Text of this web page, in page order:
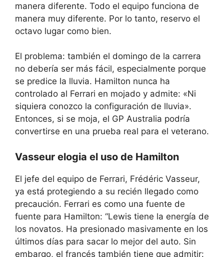
manera diferente. Todo el equipo funciona de
manera muy diferente. Por lo tanto, reservo el
octavo lugar como bien.
El problema: también el domingo de la carrera
no debería ser más fácil, especialmente porque
se predice la lluvia. Hamilton nunca ha
controlado al Ferrari en mojado y admite: «Ni
siquiera conozco la configuración de lluvia».
Entonces, si se moja, el GP Australia podría
convertirse en una prueba real para el veterano.
Vasseur elogia el uso de Hamilton
El jefe del equipo de Ferrari, Frédéric Vasseur,
ya está protegiendo a su recién llegado como
precaución. Ferrari es como una fuente de
fuente para Hamilton: “Lewis tiene la energía de
los novatos. Ha presionado masivamente en los
últimos días para sacar lo mejor del auto. Sin
embargo, el francés también tiene que admitir: